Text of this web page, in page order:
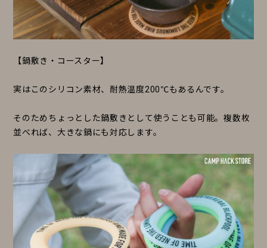
【鍋敷き・コースター】
実はこのシリコン素材、耐熱温度200℃もあるんです。
そのためちょっとした鍋敷きとして使うことも可能。複数枚
並べれば、大きな鍋にも対応します。